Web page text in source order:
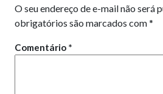
O seu endereço de e-mail não será
obrigatórios são marcados com*
Comentário *